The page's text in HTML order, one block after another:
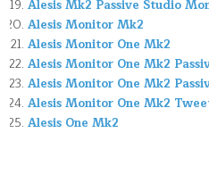
Alesis Mk2 Passive Studio
Alesis Monitor Mk2
Alesis Monitor One Mk2
Alesis Monitor One Mk2
Alesis Monitor One Mk2
Alesis Monitor One Mk2
Alesis One Mk2